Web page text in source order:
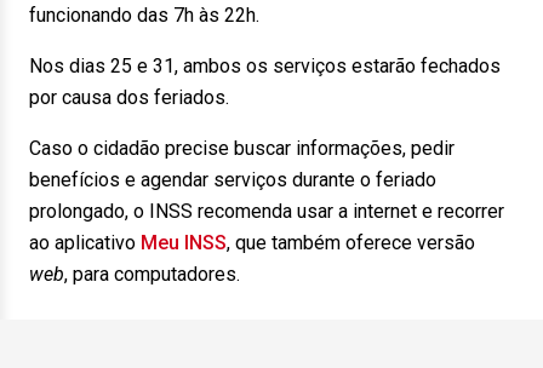
funcionando das 7h às 22h.
Nos dias 25 e 31, ambos os serviços estarão fechados
por causa dos feriados.
Caso o cidadão precise buscar informações, pedir
benefícios e agendar serviços durante o feriado
prolongado, o INSS recomenda usar a internet e recorrer
ao aplicativo Meu INSS, que também oferece versão
web, para computadores.